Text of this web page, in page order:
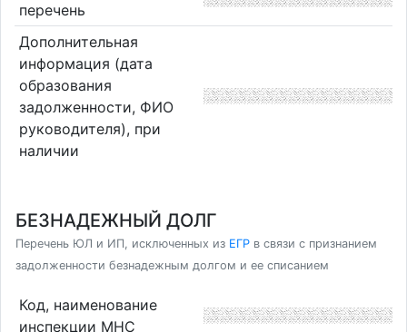
перечень
Дополнительная
информация (дата
образования
задолженности, ФИО
руководителя), при
наличии
БЕЗНАДЕЖНЫЙ ДОЛГ
Перечень ЮЛ и ИП, исключенных из ЕГР в связи с признанием
задолженности безнадежным долгом и ее списанием
Код, наименование
инспекции МНС